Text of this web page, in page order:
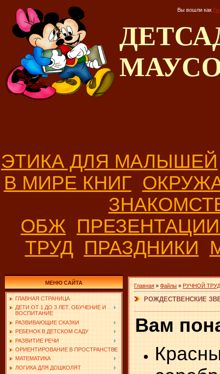
Вы вошли как
ЭТИКА ДЛЯ МАЛЫШЕЙ
В МИРЕ КНИГ
ОБЖ
ТРУД ПРАЗДНИКИ
МЕНЮ САЙТА
ГЛАВНАЯ СТРАНИЦА
ДЕТИ ОТ 1 ДО 3 ЛЕТ. ОБУЧЕНИЕ И
ВОСПИТАНИЕ
РАЗВИВАЮЩИЕ СКАЗКИ
РЕБЕНОК В ДЕТСКОМ САДУ
РАЗВИТИЕ РЕЧИ
ОРИЕНТИРОВАНИЕ В ПРОСТРАНСТВЕ
МАТЕМАТИКА
ЛОГИКА ДЛЯ ДОШКОЛЯТ
Главная » Файлы » РУЧНОЙ ТРУД
РОЖДЕСТВЕНСКИЕ
Вам